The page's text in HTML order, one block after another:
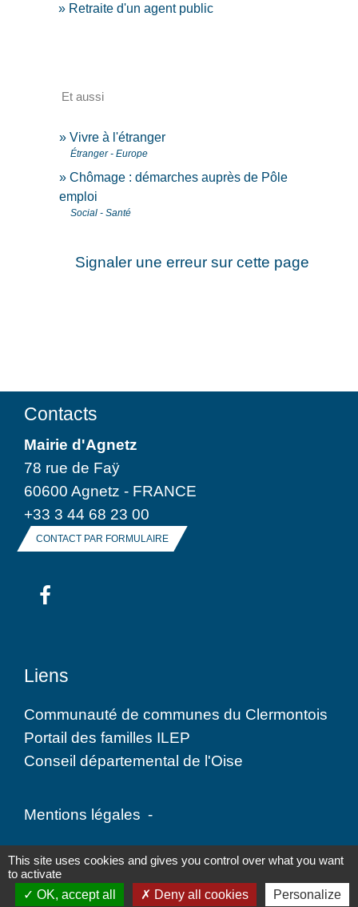
Retraite d'un agent public
Et aussi
Vivre à l'étranger
Étranger - Europe
Chômage : démarches auprès de Pôle
emploi
Social - Santé
Signaler une erreur sur cette page
Contacts
Mairie d'Agnetz
78 rue de Faÿ
60600 Agnetz - FRANCE
+33 3 44 68 23 00
CONTACT PAR FORMULAIRE
Liens
Communauté de communes du Clermontois
Portail des familles ILEP
Conseil départemental de l'Oise
Mentions légales -
Politique de confidentialité - Accessibilité -
Plan du site - Gestion des cookies
This site uses cookies and gives you control over what you want
to activate
OK, accept all
Deny all cookies Personalize